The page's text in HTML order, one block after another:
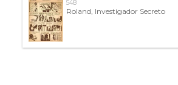
548
Roland, Investigador Secreto